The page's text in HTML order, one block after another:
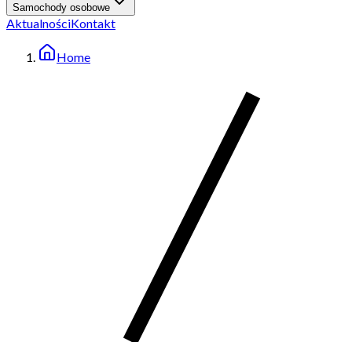
Samochody osobowe
AktualnościKontakt
Home